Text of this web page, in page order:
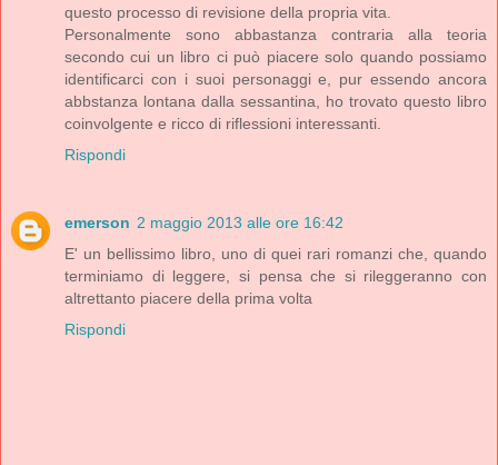
questo processo di revisione della propria vita.
Personalmente sono abbastanza contraria alla teoria
secondo cui un libro ci può piacere solo quando possiamo
identificarci con i suoi personaggi e, pur essendo ancora
abbstanza lontana dalla sessantina, ho trovato questo libro
coinvolgente e ricco di riflessioni interessanti.
Rispondi
emerson 2 maggio 2013 alle ore 16:42
E' un bellissimo libro, uno di quei rari romanzi che, quando
terminiamo di leggere, si pensa che si rileggeranno con
altrettanto piacere della prima volta
Rispondi